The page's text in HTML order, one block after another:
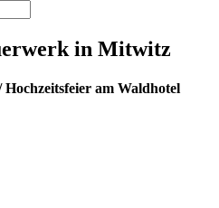
in Mitwitz
am Waldhotel